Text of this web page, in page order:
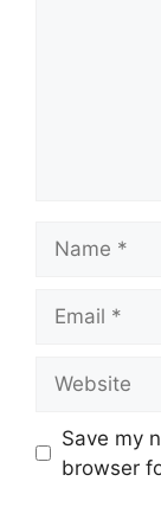
Save my
browser